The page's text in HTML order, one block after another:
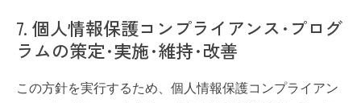
7. 個人情報保護コンプライアンス･プログ
ラムの策定･実施･維持･改善
この方針を実行するため、個人情報保護コンプライアン